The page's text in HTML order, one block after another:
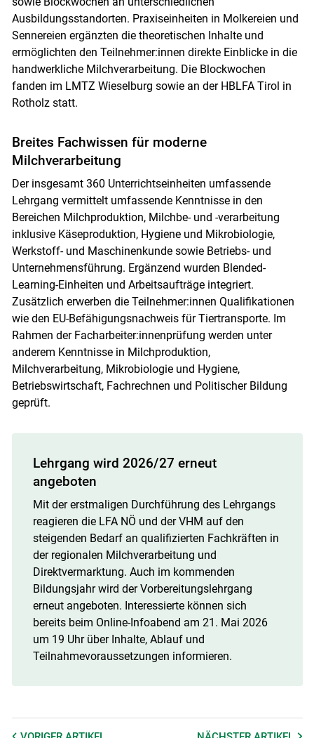
Ausbildungsstandorten. Praxiseinheiten in Molkereien und
Sennereien ergänzten die theoretischen Inhalte und
ermöglichten den Teilnehmer:innen direkte Einblicke in die
handwerkliche Milchverarbeitung. Die Blockwochen
fanden im LMTZ Wieselburg sowie an der HBLFA Tirol in
Rotholz statt.
Breites Fachwissen für moderne
Milchverarbeitung
Der insgesamt 360 Unterrichtseinheiten umfassende
Lehrgang vermittelt umfassende Kenntnisse in den
Bereichen Milchproduktion, Milchbe- und -verarbeitung
inklusive Käseproduktion, Hygiene und Mikrobiologie,
Werkstoff- und Maschinenkunde sowie Betriebs- und
Unternehmensführung. Ergänzend wurden Blended-
Learning-Einheiten und Arbeitsaufträge integriert.
Zusätzlich erwerben die Teilnehmer:innen Qualifikationen
wie den EU-Befähigungsnachweis für Tiertransporte. Im
Rahmen der Facharbeiter:innenprüfung werden unter
anderem Kenntnisse in Milchproduktion,
Milchverarbeitung, Mikrobiologie und Hygiene,
Betriebswirtschaft, Fachrechnen und Politischer Bildung
geprüft.
Lehrgang wird 2026/27 erneut
angeboten
Mit der erstmaligen Durchführung des Lehrgangs
reagieren die LFA NÖ und der VHM auf den
steigenden Bedarf an qualifizierten Fachkräften in
der regionalen Milchverarbeitung und
Direktvermarktung. Auch im kommenden
Bildungsjahr wird der Vorbereitungslehrgang
erneut angeboten. Interessierte können sich
bereits beim Online-Infoabend am 21. Mai 2026
um 19 Uhr über Inhalte, Ablauf und
Teilnahmevoraussetzungen informieren.